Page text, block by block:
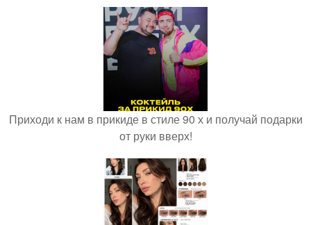
Приходи к нам в прикиде в стиле 90 х и получай подарки
от руки вверх!